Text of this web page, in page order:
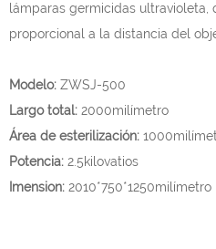
lámparas germicidas ultravioleta,
proporcional a la distancia del
Modelo: ZWSJ-500
Largo total: 2000milímetro
Área de esterilización:
Potencia: 2.5kilovatios
Imension: 2010*750*1250milímetro